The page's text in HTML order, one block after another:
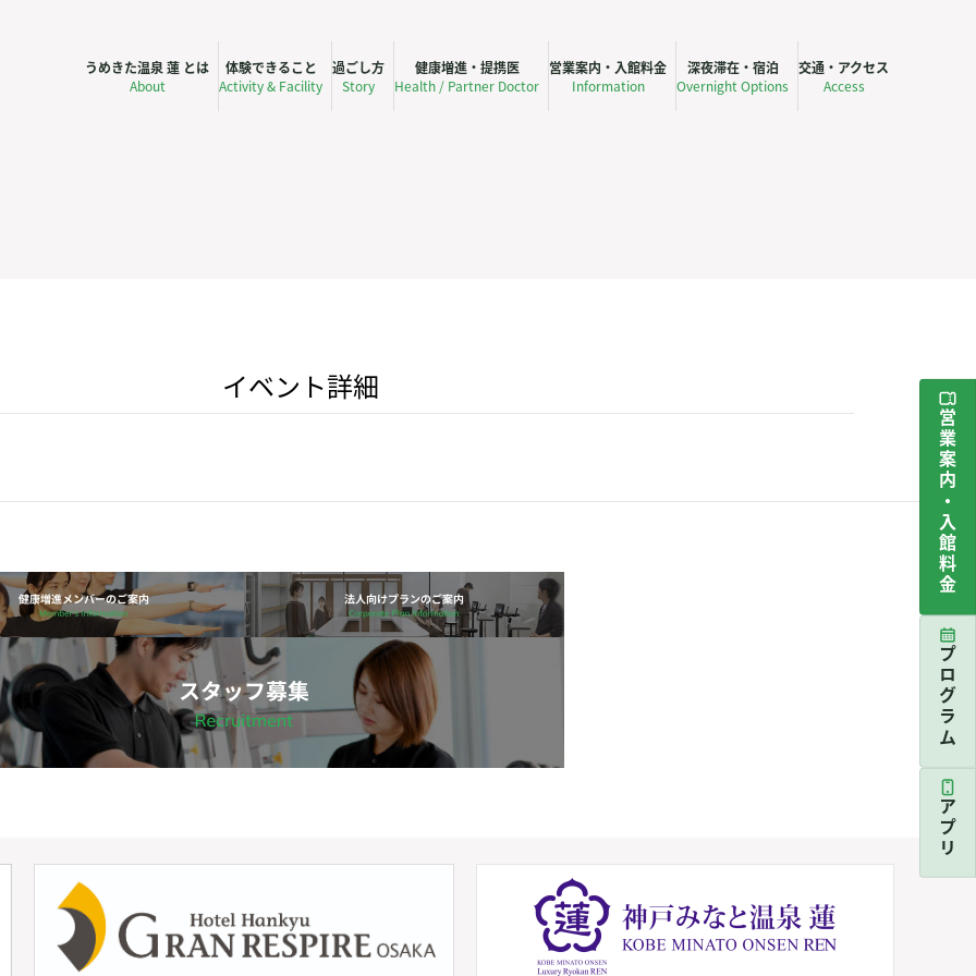
うめきた温泉 蓮 とは
About
体験できること
Activity & Facility
過ごし方
Story
健康増進・提携医
Health / Partner Doctor
営業案内・入館料金
Information
深夜滞在・宿泊
Overnight Options
交通・アクセス
Access
営業案内・入館料金
プログラム
アプリ
イベント詳細